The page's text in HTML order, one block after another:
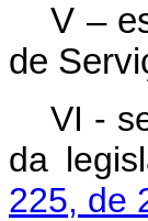
V –
de
VI -
da
225, de